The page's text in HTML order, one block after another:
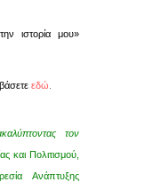
ιστορία μου»
εδώ
τον
και Πολιτισμού,
Ανάπτυξης